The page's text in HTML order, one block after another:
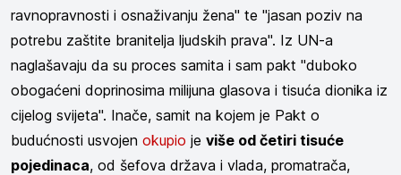
ravnopravnosti i osnaživanju žena" te "jasan poziv na
potrebu zaštite branitelja ljudskih prava". Iz UN-a
naglašavaju da su proces samita i sam pakt "duboko
obogaćeni doprinosima milijuna glasova i tisuća dionika iz
cijelog svijeta". Inače, samit na kojem je Pakt o
budućnosti usvojen okupio je više od četiri tisuće
pojedinaca, od šefova država i vlada, promatrača,